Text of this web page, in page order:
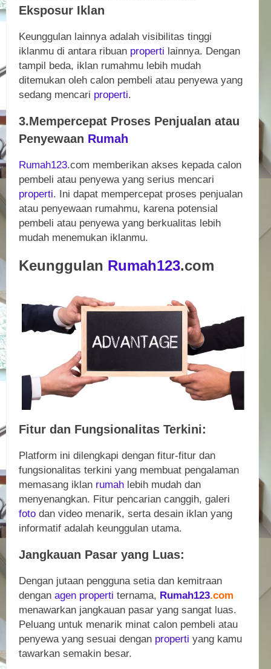
Eksposur Iklan
Keunggulan lainnya adalah visibilitas tinggi
iklanmu di antara ribuan properti lainnya. Dengan
tampil beda, iklan rumahmu lebih mudah
ditemukan oleh calon pembeli atau penyewa yang
sedang mencari properti.
3.Mempercepat Proses Penjualan atau
Penyewaan Rumah
Rumah123.com memberikan akses kepada calon
pembeli atau penyewa yang serius mencari
properti. Ini dapat mempercepat proses penjualan
atau penyewaan rumahmu, karena potensial
pembeli atau penyewa yang berkualitas lebih
mudah menemukan iklanmu.
Keunggulan Rumah123.com
Fitur dan Fungsionalitas Terkini:
Platform ini dilengkapi dengan fitur-fitur dan
fungsionalitas terkini yang membuat pengalaman
memasang iklan rumah lebih mudah dan
menyenangkan. Fitur pencarian canggih, galeri
foto dan video menarik, serta desain iklan yang
informatif adalah keunggulan utama.
Jangkauan Pasar yang Luas:
Dengan jutaan pengguna setia dan kemitraan
dengan agen properti ternama, Rumah123.com
menawarkan jangkauan pasar yang sangat luas.
Peluang untuk menarik minat calon pembeli atau
penyewa yang sesuai dengan properti yang kamu
tawarkan semakin besar.